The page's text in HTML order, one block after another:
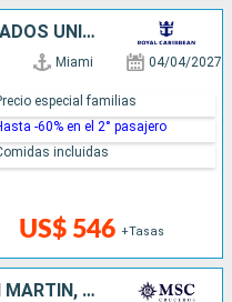
BAHAMAS, PUERTO RICO, ESTADOS UNIDOS
Miami 04/04/2027
US$ 546 +Tasas
especial familias
-60% en el 2° pasajero
incluidas
REPÚBLICA DOMINICANA, SAN MARTÍN, ANTIGUA Y BARBUDA